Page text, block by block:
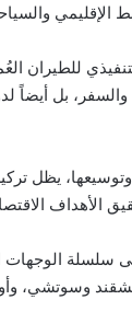
الإقليمي
للطيران
بل أيضاً
يظل
الأهداف
الوجهات
وسوتشي،